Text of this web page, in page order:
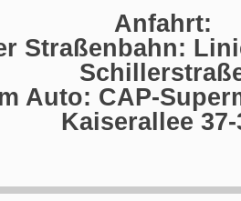
Anfahrt:
Straßenbahn:
Auto: CAP-
Kaiserallee 37-